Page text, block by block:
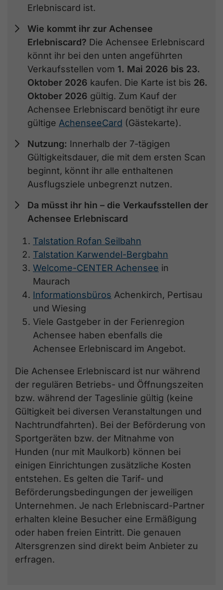
Erlebniscard ist.
Wie kommt ihr zur Achensee
Erlebniscard? Die Achensee Erlebniscard
könnt ihr bei den unten angeführten
Verkaufsstellen vom 1. Mai 2026 bis 23.
Oktober 2026 kaufen. Die Karte ist bis 26.
Oktober 2026 gültig. Zum Kauf der
Achensee Erlebniscard benötigt ihr eure
gültige AchenseeCard (Gästekarte).
Nutzung: Innerhalb der 7-tägigen
Gültigkeitsdauer, die mit dem ersten Scan
beginnt, könnt ihr alle enthaltenen
Ausflugsziele unbegrenzt nutzen.
Da müsst ihr hin – die Verkaufsstellen der
Achensee Erlebniscard
Talstation Rofan Seilbahn
Talstation Karwendel-Bergbahn
Welcome-CENTER Achensee in
Maurach
Informationsbüros Achenkirch, Pertisau
und Wiesing
Viele Gastgeber in der Ferienregion
Achensee haben ebenfalls die
Achensee Erlebniscard im Angebot.
Die Achensee Erlebniscard ist nur während
der regulären Betriebs- und Öffnungszeiten
bzw. während der Tageslinie gültig (keine
Gültigkeit bei diversen Veranstaltungen und
Nachtrundfahrten). Bei der Beförderung von
Sportgeräten bzw. der Mitnahme von
Hunden (nur mit Maulkorb) können bei
einigen Einrichtungen zusätzliche Kosten
entstehen. Es gelten die Tarif- und
Beförderungsbedingungen der jeweiligen
Unternehmen. Je nach Erlebniscard-Partner
erhalten kleine Besucher eine Ermäßigung
oder haben freien Eintritt. Die genauen
Altersgrenzen sind direkt beim Anbieter zu
erfragen.